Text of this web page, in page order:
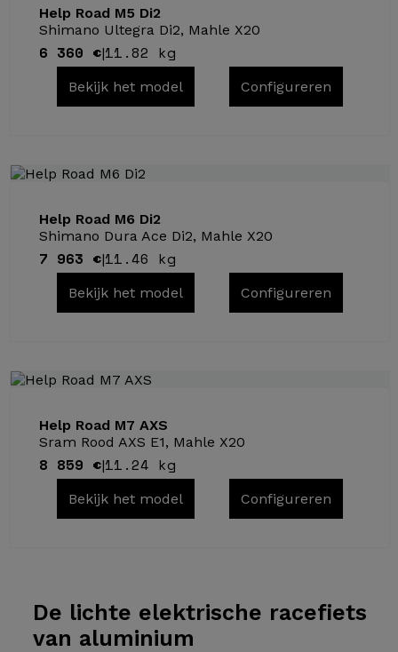
Help Road M5 Di2
Shimano Ultegra Di2, Mahle X20
6 360 €|11.82 kg
Bekijk het model Configureren
Help Road M6 Di2
Shimano Dura Ace Di2, Mahle X20
7 963 €|11.46 kg
Bekijk het model Configureren
Help Road M7 AXS
Sram Rood AXS E1, Mahle X20
8 859 €|11.24 kg
Bekijk het model Configureren
De lichte elektrische racefiets
van aluminium